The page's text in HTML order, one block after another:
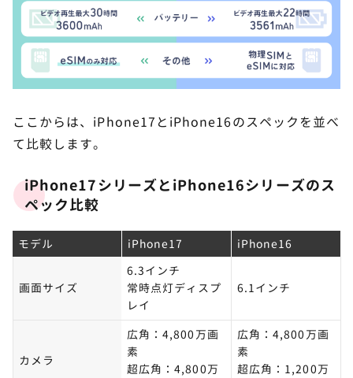
ここからは、iPhone17とiPhone16のスペックを並べ
て比較します。
iPhone17シリーズとiPhone16シリーズのス
ペック比較
モデル iPhone17 iPhone16
画面サイズ
6.3インチ
常時点灯ディスプ
レイ
6.1インチ
カメラ
広角：4,800万画
素
超広角：4,800万
広角：4,800万画
素
超広角：1,200万